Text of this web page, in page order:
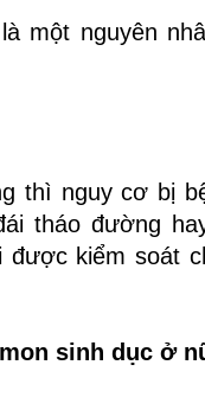
một nguyên
thì nguy cơ bị
tháo đường
kiểm soát
sinh dục ở